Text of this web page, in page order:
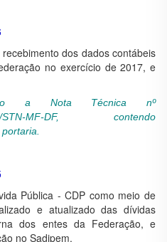
dos dados contábeis
no exercício de 2017, e
a Nota Técnica nº
STN-MF-DF, contendo
Pública - CDP como meio de
e atualizado das dívidas
dos entes da Federação, e
no Sadipem.